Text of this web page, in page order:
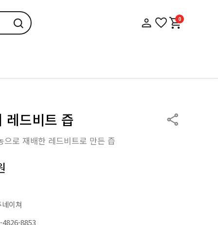
0
레드비트 즙
으로 재배한 레드비트로 만든 즙
이쳐
4826-8853